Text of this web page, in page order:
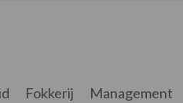
Fokkerij Management